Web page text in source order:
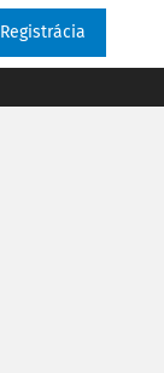
Registrácia